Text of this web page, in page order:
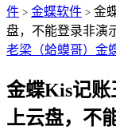
件 > 金蝶软件 > 金
盘，不能登录非演
老梁（蛤蟆哥） 金
金蝶Kis记账
上云盘，不